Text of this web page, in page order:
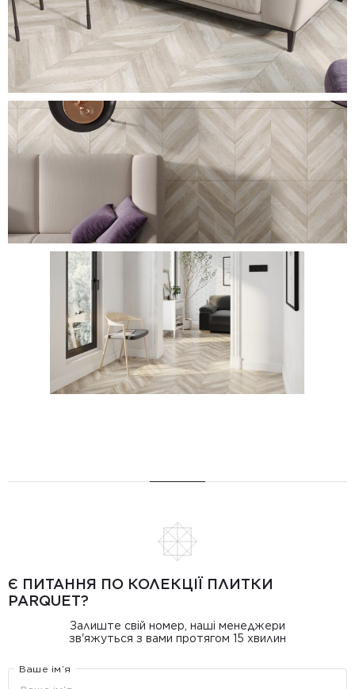
Є ПИТАННЯ ПО КОЛЕКЦІЇ ПЛИТКИ
PARQUET?
Залиште свій номер, наші менеджери
зв'яжуться з вами протягом 15 хвилин
Ваше ім’я